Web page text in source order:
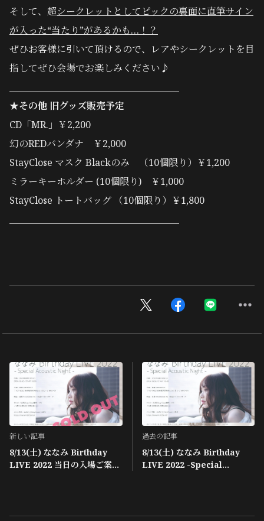
そして、超シークレットとしてピックの裏面に直筆サイン
が入った“当たり”があるかも…！？
ぜひお客様に引いて頂けるので、レアやシークレットを目
指してぜひ会場でお楽しみください♪
★その他 旧グッズ販売予定
CD「MR.」￥2,200
幻のREDバンダナ ￥2,000
StayClose マスク Blackのみ （10個限り）￥1,200
ミラーキーホルダー (10個限り) ￥1,000
StayClose トートバッグ （10個限り）￥1,800
新しい記事
8/13(土) ななみ Birthday
LIVE 2022 当日の入場ご案内
過去の記事
8/13(土) ななみ Birthday
LIVE 2022 -Special